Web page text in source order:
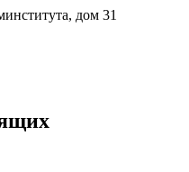
дом 31